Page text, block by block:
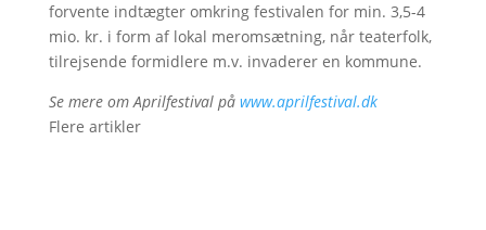
forvente indtægter omkring festivalen for min. 3,5-4
mio. kr. i form af lokal meromsætning, når teaterfolk,
tilrejsende formidlere m.v. invaderer en kommune.
Se mere om Aprilfestival på www.aprilfestival.dk
Flere artikler